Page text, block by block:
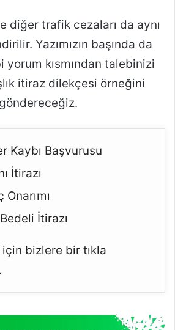
diğer trafik cezaları da aynı
Yazımızın başında da
kısmından talebinizi
itiraz dilekçesi örneğini
Kaybı Başvurusu
İtirazı
Onarımı
İtirazı
bizlere bir tıkla